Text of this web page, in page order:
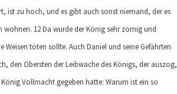
ist zu hoch, und es gibt auch sonst niemand, der es
12 Da wurde der König sehr zornig und
töten sollte. Auch Daniel und seine Gefährten
den Obersten der Leibwache des Königs, der auszog,
Vollmacht gegeben hatte: Warum ist ein so